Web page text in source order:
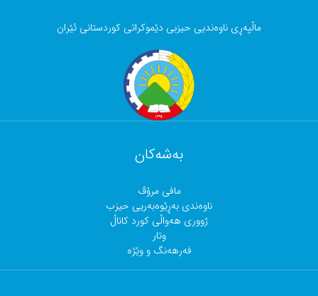
ماڵپەڕی ناوەندیی حیزبی دێموکراتی کوردستانی ئێران
بەشەکان
مافی مرۆڤ
ناوەندی بەڕێوەبەریی حیزب
ژووری هەواڵی کورد کاناڵ
وتار
فەرهەنگ و وێژە